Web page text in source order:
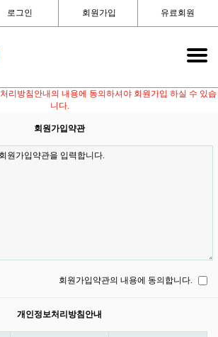
로그인 회원가입 유료회원
리방침안내의 내용에 동의하셔야 회원가입 하실 수 있습
니다.
회원가입약관
회원가입약관의 내용에 동의합니다.
개인정보처리방침안내